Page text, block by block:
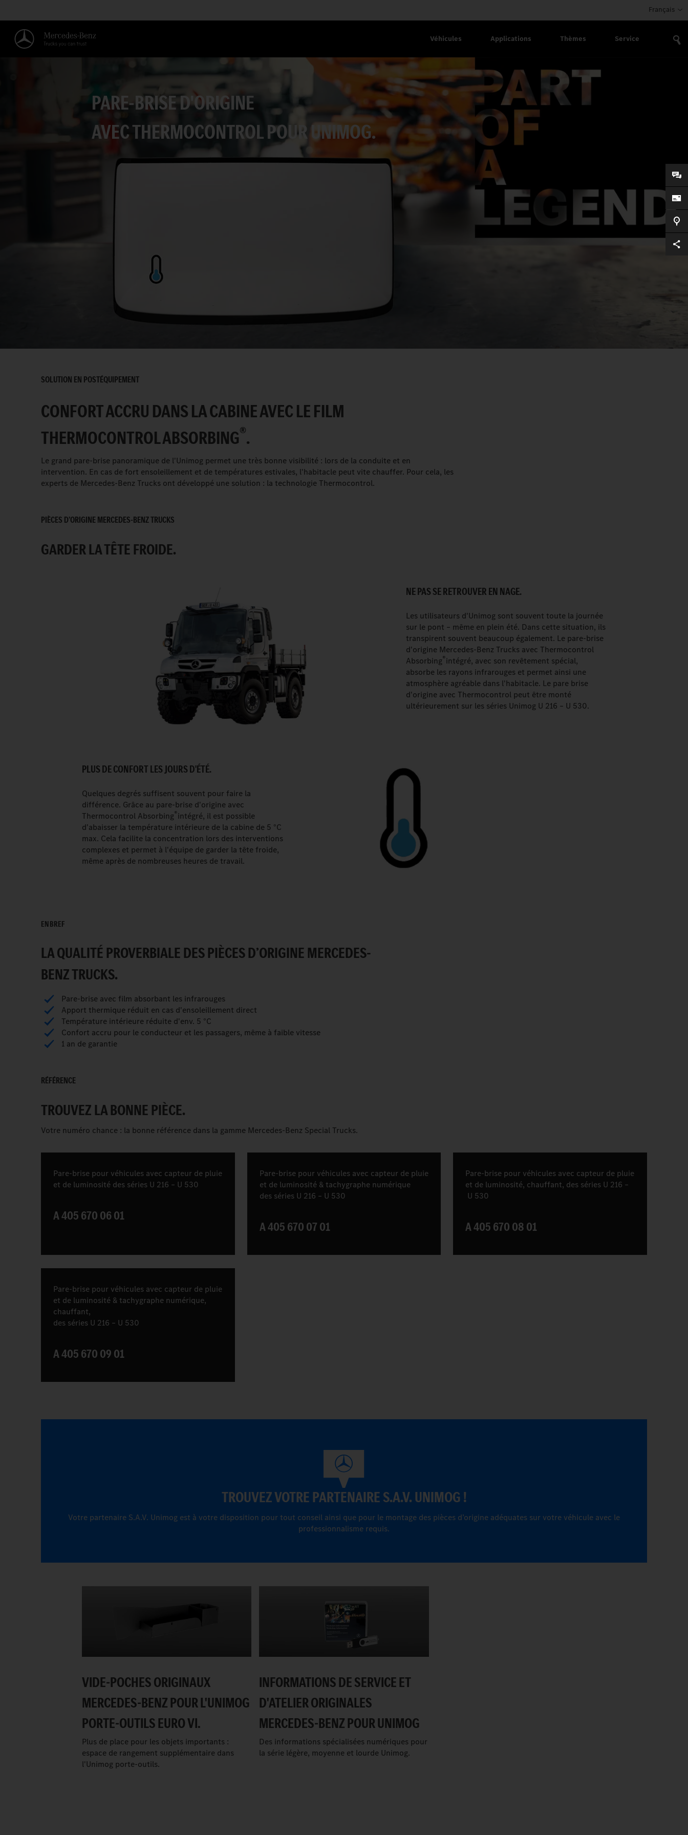
Français
Véhicules Applications Thèmes Service
PARE-BRISE D'ORIGINE
AVEC THERMOCONTROL POUR UNIMOG.
SOLUTION EN POSTÉQUIPEMENT
CONFORT ACCRU DANS LA CABINE AVEC LE FILM
THERMOCONTROL ABSORBING®.
Le grand pare-brise panoramique de l'Unimog permet une très bonne visibilité : lors de la conduite et en
intervention. En cas de fort ensoleillement et de températures estivales, l'habitacle peut vite chauffer. Pour cela, les
experts de Mercedes-Benz Trucks ont développé une solution : la technologie Thermocontrol.
PIÈCES D’ORIGINE MERCEDES-BENZ TRUCKS
GARDER LA TÊTE FROIDE.
NE PAS SE RETROUVER EN NAGE.
Les utilisateurs d'Unimog sont souvent toute la journée
sur le pont – même en plein été. Dans cette situation, ils
transpirent souvent beaucoup également. Le pare-brise
d'origine Mercedes-Benz Trucks avec Thermocontrol
Absorbing® intégré, avec son revêtement spécial,
absorbe les rayons infrarouges et permet ainsi une
atmosphère agréable dans l'habitacle. Le pare brise
d'origine avec Thermocontrol peut être monté
ultérieurement sur les séries Unimog U 216 – U 530.
PLUS DE CONFORT LES JOURS D'ÉTÉ.
Quelques degrés suffisent souvent pour faire la
différence. Grâce au pare-brise d'origine avec
Thermocontrol Absorbing® intégré, il est possible
d'abaisser la température intérieure de la cabine de 5 °C
max. Cela facilite la concentration lors des interventions
complexes et permet à l'équipe de garder la tête froide,
même après de nombreuses heures de travail.
EN BREF
LA QUALITÉ PROVERBIALE DES PIÈCES D’ORIGINE MERCEDES-
BENZ TRUCKS.
Pare-brise avec film absorbant les infrarouges
Apport thermique réduit en cas d'ensoleillement direct
Température intérieure réduite d'env. 5 °C
Confort accru pour le conducteur et les passagers, même à faible vitesse
1 an de garantie
RÉFÉRENCE
TROUVEZ LA BONNE PIÈCE.
Votre numéro chance : la bonne référence dans la gamme Mercedes-Benz Special Trucks.
Pare-brise pour véhicules avec capteur de pluie
et de luminosité des séries U 216 – U 530
A 405 670 06 01
Pare-brise pour véhicules avec capteur de pluie
et de luminosité & tachygraphe numérique
des séries U 216 – U 530
A 405 670 07 01
Pare-brise pour véhicules avec capteur de pluie
et de luminosité, chauffant, des séries U 216 –
U 530
A 405 670 08 01
Pare-brise pour véhicules avec capteur de pluie
et de luminosité & tachygraphe numérique,
chauffant,
des séries U 216 – U 530
A 405 670 09 01
TROUVEZ VOTRE PARTENAIRE S.A.V. UNIMOG !
Votre partenaire S.A.V. Unimog est à votre disposition pour tout conseil ainsi que pour le montage des pièces d’origine adéquates sur votre véhicule avec le
professionnalisme requis.
VIDE-POCHES ORIGINAUX
MERCEDES-BENZ POUR L'UNIMOG
PORTE-OUTILS EURO VI.
Plus de place pour les objets importants :
espace de rangement supplémentaire dans
l'Unimog porte-outils.
INFORMATIONS DE SERVICE ET
D'ATELIER ORIGINALES
MERCEDES-BENZ POUR UNIMOG
Des informations spécialisées numériques pour
la série légère, moyenne et lourde Unimog.